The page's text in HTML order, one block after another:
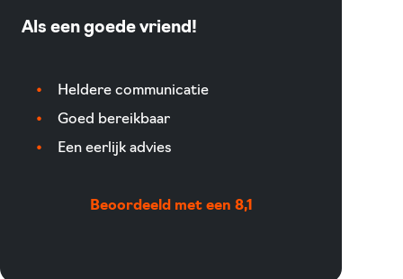
Als een goede vriend!
Heldere communicatie
Goed bereikbaar
Een eerlijk advies
Beoordeeld met een 8,1